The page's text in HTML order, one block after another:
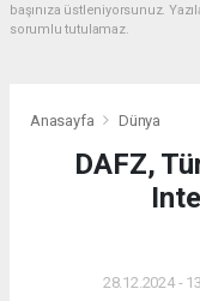
başınıza üstleniyorsunuz.
sorumlu tutulamaz.
Anasayfa Dünya
DAFZ,
28.12.2024 -